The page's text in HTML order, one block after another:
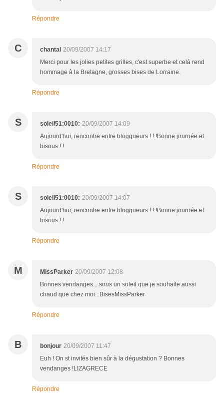
Répondre
C chantal 20/09/2007 14:17
Merci pour les jolies petites grilles, c'est superbe et celà rend
hommage à la Bretagne, grosses bises de Lorraine.
Répondre
S soleil51:0010: 20/09/2007 14:09
Aujourd'hui, rencontre entre bloggueurs ! ! !Bonne journée et
bisous ! !
Répondre
S soleil51:0010: 20/09/2007 14:07
Aujourd'hui, rencontre entre bloggueurs ! ! !Bonne journée et
bisous ! !
Répondre
M MissParker 20/09/2007 12:08
Bonnes vendanges... sous un soleil que je souhaite aussi
chaud que chez moi...BisesMissParker
Répondre
B bonjour 20/09/2007 11:47
Euh ! On st invités bien sûr à la dégustation ? Bonnes
vendanges !LIZAGRECE
Répondre